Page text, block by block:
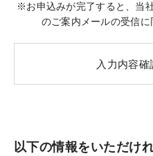
※お申込みが完了すると、当
のご案内メールの受信に
以下の情報をいただけ